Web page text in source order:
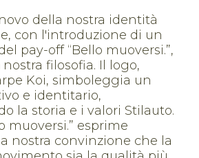
della nostra identità
con l'introduzione di un
pay-off “Bello muoversi.”,
filosofia. Il logo,
Koi, simboleggia un
e identitario,
la storia e i valori Stilauto.
muoversi.” esprime
nostra convinzione che la